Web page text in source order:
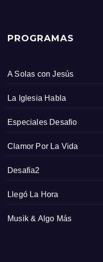
PROGRAMAS
A Solas con Jesús
La Iglesia Habla
Especiales Desafio
Clamor Por La Vida
Desafia2
Llegó La Hora
Musik & Algo Más